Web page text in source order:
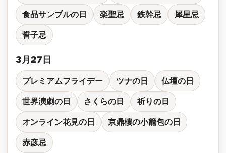
食品サンプルの日 楽聖忌 鉄幹忌 犀星忌
誓子忌
3月27日
プレミアムフライデー ツナの日 仏壇の日
世界演劇の日 さくらの日 祈りの日
オンライン花見の日 京鼎樓の小籠包の日
赤彦忌